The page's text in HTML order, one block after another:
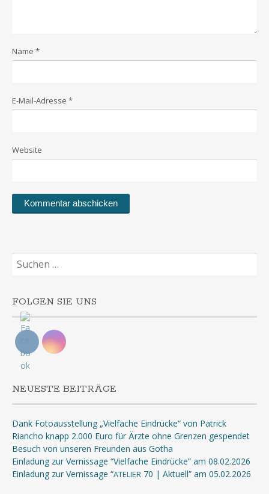
Name *
E-Mail-Adresse *
Website
Suchen
nach:
FOLGEN SIE UNS
NEUESTE BEITRÄGE
Dank Fotoausstellung „Vielfache Eindrücke“ von Patrick
Riancho knapp 2.000 Euro für Ärzte ohne Grenzen gespendet
Besuch von unseren Freunden aus Gotha
Einladung zur Vernissage “Vielfache Eindrücke” am 08.02.2026
Einladung zur Vernissage “ATELIER 70 | Aktuell” am 05.02.2026